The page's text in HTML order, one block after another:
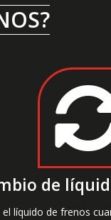
de
líquido de frenos